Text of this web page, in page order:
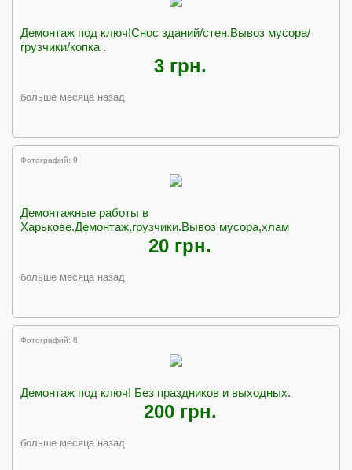
Демонтаж под ключ!Снос зданий/стен.Вывоз мусора/
грузчики/копка .
3 грн.
больше месяца назад
Фотографий: 9
Демонтажные работы в
Харькове.Демонтаж,грузчики.Вывоз мусора,хлам
20 грн.
больше месяца назад
Фотографий: 8
Демонтаж под ключ! Без праздников и выходных.
200 грн.
больше месяца назад